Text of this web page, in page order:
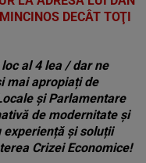
DECÂT TOŢI
al 4 lea / dar ne
mai apropiați de
și Parlamentare
de modernitate și
și soluții
Crizei Economice!